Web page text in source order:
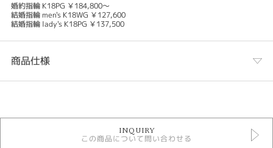
婚約指輪 K18PG ￥184,800～
結婚指輪 men's K18WG ￥127,600
結婚指輪 lady's K18PG ￥137,500
商品仕様
セットリング
INQUIRY
この商品について問い合わせる